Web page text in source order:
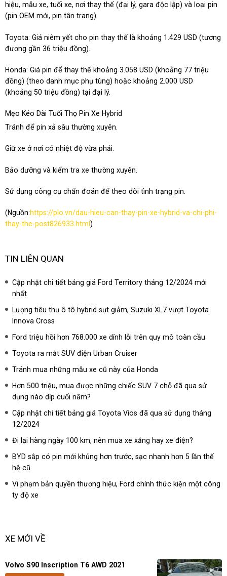
hiệu, mẫu xe, tuổi xe, nơi thay thế (đại lý, gara độc lập) và loại pin
(pin OEM mới, pin tân trang).
Toyota: Giá niêm yết cho pin thay thế là khoảng 1.429 USD (tương
đương gần 36 triệu đồng).
Honda: Giá pin để thay thế khoảng 3.058 USD (khoảng 77 triệu
đồng) (theo danh mục phụ tùng) hoặc khoảng 2.000 USD
(khoảng 50 triệu đồng) tại đại lý.
Mẹo Kéo Dài Tuổi Thọ Pin Xe Hybrid
Tránh để pin xả sâu thường xuyên.
Giữ xe ở nơi có nhiệt độ vừa phải.
Bảo dưỡng và kiểm tra xe thường xuyên.
Sử dụng công cụ chẩn đoán để theo dõi tình trạng pin.
(Nguồn:https://plo.vn/dau-hieu-can-thay-pin-xe-hybrid-va-chi-phi-
thay-the-post826933.html)
TIN LIÊN QUAN
Cập nhật chi tiết bảng giá Ford Territory tháng 12/2024 mới
nhất
Lượng tiêu thụ ô tô hybrid sụt giảm, Suzuki XL7 vượt Toyota
Innova Cross
Ford triệu hồi hơn 768.000 xe dính lỗi trên quy mô toàn cầu
Toyota ra mắt SUV điện Urban Cruiser
Tránh mua những mẫu xe cũ này của Honda
Hơn 500 triệu, mua được những chiếc SUV 7 chỗ đã qua sử
dụng nào dịp cuối năm?
Cập nhật chi tiết bảng giá Toyota Vios đã qua sử dụng tháng
12/2024
Đi lại hàng ngày 100 km, nên mua xe xăng hay xe điện?
BYD sắp có pin mới khủng hơn trước, sạc nhanh hơn 5 lần thế
hệ cũ
Vi phạm bản quyền thương hiệu, Ford chính thức kiện một công
ty độ xe
XE MỚI VỀ
Volvo S90 Inscription T6 AWD 2021